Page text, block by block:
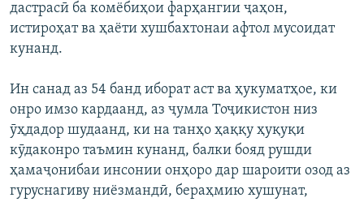
дастрасӣ ба комёбиҳои фарҳангии ҷаҳон,
истироҳат ва ҳаёти хушбахтонаи афтол мусоидат
кунанд.
Ин санад аз 54 банд иборат аст ва ҳукуматҳое, ки
онро имзо кардаанд, аз ҷумла Тоҷикистон низ
ӯҳдадор шудаанд, ки на танҳо ҳаққу ҳуқуқи
кӯдаконро таъмин кунанд, балки бояд рушди
ҳамаҷонибаи инсонии онҳоро дар шароити озод аз
гуруснагиву ниёзмандӣ, бераҳмию хушунат,